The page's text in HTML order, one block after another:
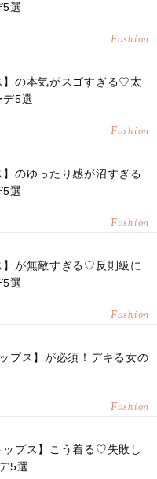
5選
Fashion
】の本気がスゴすぎる♡太
デ5選
Fashion
】のゆったり感が沼すぎる
選
Fashion
】が無敵すぎる♡反則級に
5選
Fashion
プス】が必須！デキる女の
Fashion
ップス】こう着る♡失敗し
5選